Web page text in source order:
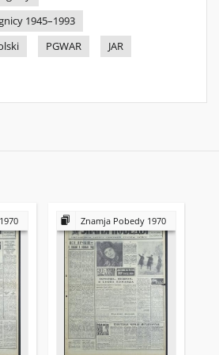
1945–1993
PGWAR JAR
Znamja Pobedy 1970